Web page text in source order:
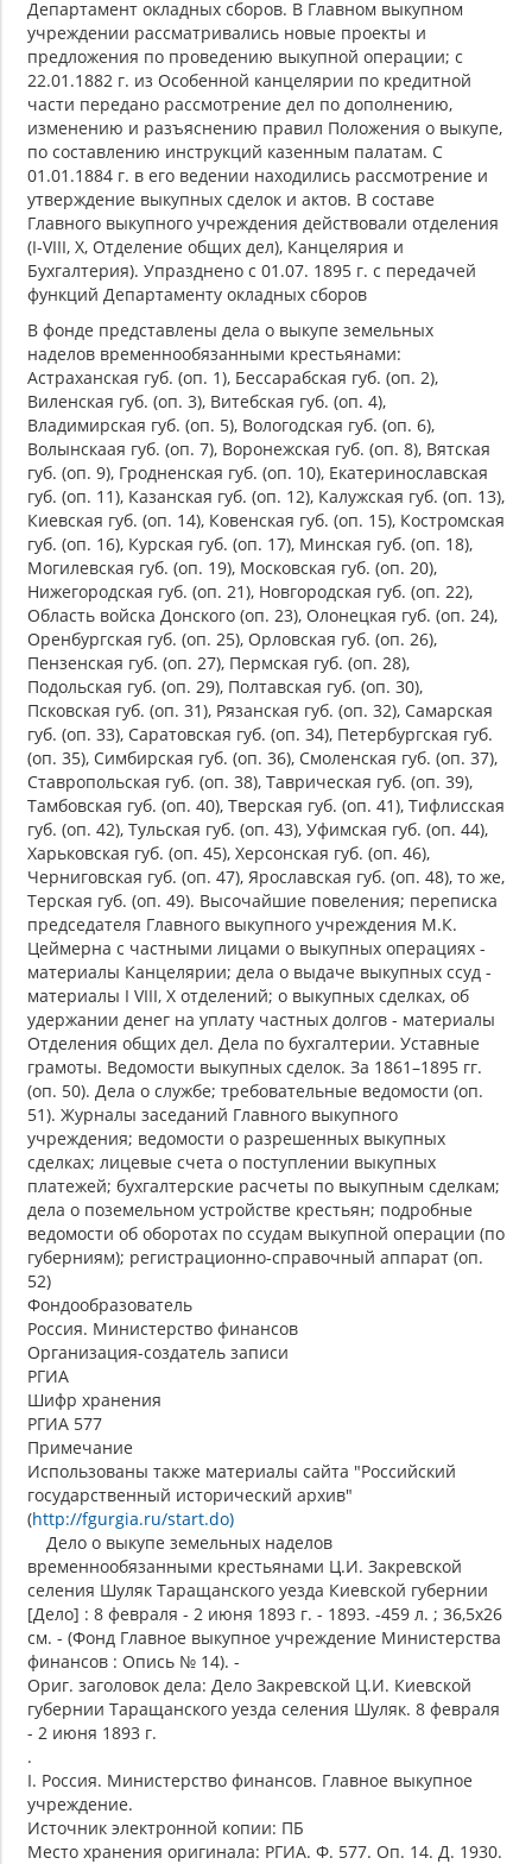
Департамент окладных сборов. В Главном выкупном
учреждении рассматривались новые проекты и
предложения по проведению выкупной операции; с
22.01.1882 г. из Особенной канцелярии по кредитной
части передано рассмотрение дел по дополнению,
изменению и разъяснению правил Положения о выкупе,
по составлению инструкций казенным палатам. С
01.01.1884 г. в его ведении находились рассмотрение и
утверждение выкупных сделок и актов. В составе
Главного выкупного учреждения действовали отделения
(I-VIII, Х, Отделение общих дел), Канцелярия и
Бухгалтерия). Упразднено с 01.07. 1895 г. с передачей
функций Департаменту окладных сборов
В фонде представлены дела о выкупе земельных
наделов временнообязанными крестьянами:
Астраханская губ. (оп. 1), Бессарабская губ. (оп. 2),
Виленская губ. (оп. 3), Витебская губ. (оп. 4),
Владимирская губ. (оп. 5), Вологодская губ. (оп. 6),
Волынскаая губ. (оп. 7), Воронежская губ. (оп. 8), Вятская
губ. (оп. 9), Гродненская губ. (оп. 10), Екатеринославская
губ. (оп. 11), Казанская губ. (оп. 12), Калужская губ. (оп. 13),
Киевская губ. (оп. 14), Ковенская губ. (оп. 15), Костромская
губ. (оп. 16), Курская губ. (оп. 17), Минская губ. (оп. 18),
Могилевская губ. (оп. 19), Московская губ. (оп. 20),
Нижегородская губ. (оп. 21), Новгородская губ. (оп. 22),
Область войска Донского (оп. 23), Олонецкая губ. (оп. 24),
Оренбургская губ. (оп. 25), Орловская губ. (оп. 26),
Пензенская губ. (оп. 27), Пермская губ. (оп. 28),
Подольская губ. (оп. 29), Полтавская губ. (оп. 30),
Псковская губ. (оп. 31), Рязанская губ. (оп. 32), Самарская
губ. (оп. 33), Саратовская губ. (оп. 34), Петербургская губ.
(оп. 35), Симбирская губ. (оп. 36), Смоленская губ. (оп. 37),
Ставропольская губ. (оп. 38), Таврическая губ. (оп. 39),
Тамбовская губ. (оп. 40), Тверская губ. (оп. 41), Тифлисская
губ. (оп. 42), Тульская губ. (оп. 43), Уфимская губ. (оп. 44),
Харьковская губ. (оп. 45), Херсонская губ. (оп. 46),
Черниговская губ. (оп. 47), Ярославская губ. (оп. 48), то же,
Терская губ. (оп. 49). Высочайшие повеления; переписка
председателя Главного выкупного учреждения М.К.
Цеймерна с частными лицами о выкупных операциях -
материалы Канцелярии; дела о выдаче выкупных ссуд -
материалы I VIII, X отделений; о выкупных сделках, об
удержании денег на уплату частных долгов - материалы
Отделения общих дел. Дела по бухгалтерии. Уставные
грамоты. Ведомости выкупных сделок. За 1861–1895 гг.
(оп. 50). Дела о службе; требовательные ведомости (оп.
51). Журналы заседаний Главного выкупного
учреждения; ведомости о разрешенных выкупных
сделках; лицевые счета о поступлении выкупных
платежей; бухгалтерские расчеты по выкупным сделкам;
дела о поземельном устройстве крестьян; подробные
ведомости об оборотах по ссудам выкупной операции (по
губерниям); регистрационно-справочный аппарат (оп.
52)
Фондообразователь
Россия. Министерство финансов
Организация-создатель записи
РГИА
Шифр хранения
РГИА 577
Примечание
Использованы также материалы сайта "Российский
государственный исторический архив"
(http://fgurgia.ru/start.do)
Дело о выкупе земельных наделов
временнообязанными крестьянами Ц.И. Закревской
селения Шуляк Таращанского уезда Киевской губернии
[Дело] : 8 февраля - 2 июня 1893 г. - 1893. -459 л. ; 36,5х26
см. - (Фонд Главное выкупное учреждение Министерства
финансов : Опись № 14). -
Ориг. заголовок дела: Дело Закревской Ц.И. Киевской
губернии Таращанского уезда селения Шуляк. 8 февраля
- 2 июня 1893 г.
.
I. Россия. Министерство финансов. Главное выкупное
учреждение.
Источник электронной копии: ПБ
Место хранения оригинала: РГИА. Ф. 577. Оп. 14. Д. 1930.